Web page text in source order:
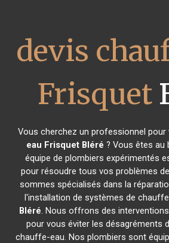
devis
Frisquet
Vous cherchez un professionnel pour
eau Frisquet Bléré ? Vous êtes au
équipe de plombiers expérimentés
pour résoudre tous vos problèmes
sommes spécialisés dans la
l'installation de systèmes de
Bléré. Nous offrons des
pour vous éviter les désagréments
chauffe-eau. Nos plombiers sont